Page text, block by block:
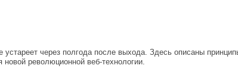
устареет через полгода после выхода. Здесь описаны
революционной веб-технологии.